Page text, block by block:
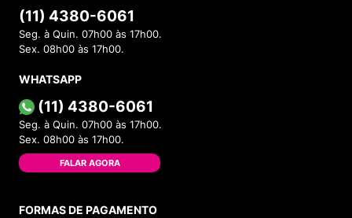
(11) 4380-6061
Seg. à Quin. 07h00 às 17h00.
Sex. 08h00 às 17h00.
WHATSAPP
(11) 4380-6061
Seg. à Quin. 07h00 às 17h00.
Sex. 08h00 às 17h00.
FALAR AGORA
FORMAS DE PAGAMENTO